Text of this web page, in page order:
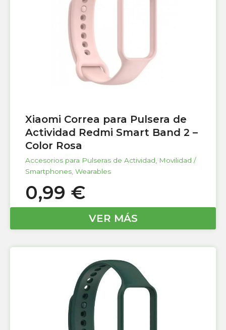
Xiaomi Correa para Pulsera de
Actividad Redmi Smart Band 2 –
Color Rosa
Accesorios para Pulseras de Actividad, Movilidad /
Smartphones, Wearables
0,99 €
VER MÁS